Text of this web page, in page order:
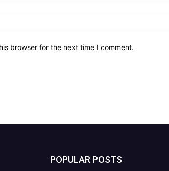
browser for the next time I comment.
POPULAR POSTS